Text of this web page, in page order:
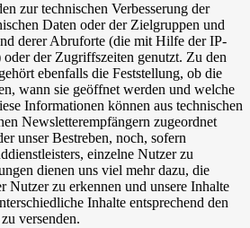
zur technischen Verbesserung der
Daten oder der Zielgruppen und
derer Abruforte (die mit Hilfe der IP-
oder der Zugriffszeiten genutzt. Zu den
ebenfalls die Feststellung, ob die
wann sie geöffnet werden und welche
Informationen können aus technischen
Newsletterempfängern zugeordnet
unser Bestreben, noch, sofern
einzelne Nutzer zu
dienen uns viel mehr dazu, die
Nutzer zu erkennen und unsere Inhalte
Inhalte entsprechend den
versenden.